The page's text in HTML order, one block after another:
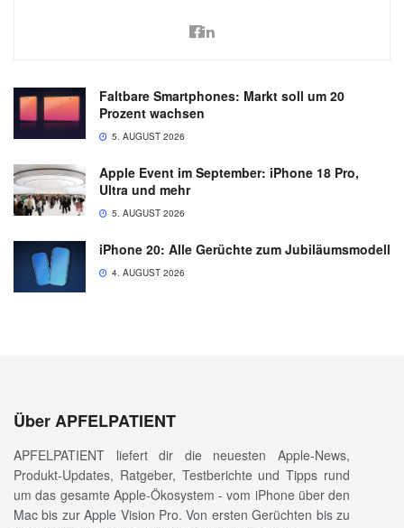
Faltbare Smartphones: Markt soll um 20
Prozent wachsen
5. AUGUST 2026
Apple Event im September: iPhone 18 Pro,
Ultra und mehr
5. AUGUST 2026
iPhone 20: Alle Gerüchte zum Jubiläumsmodell
4. AUGUST 2026
Über APFELPATIENT
APFELPATIENT liefert dir die neuesten Apple-News,
Produkt-Updates, Ratgeber, Testberichte und Tipps rund
um das gesamte Apple-Ökosystem - vom iPhone über den
Mac bis zur Apple Vision Pro. Von ersten Gerüchten bis zu